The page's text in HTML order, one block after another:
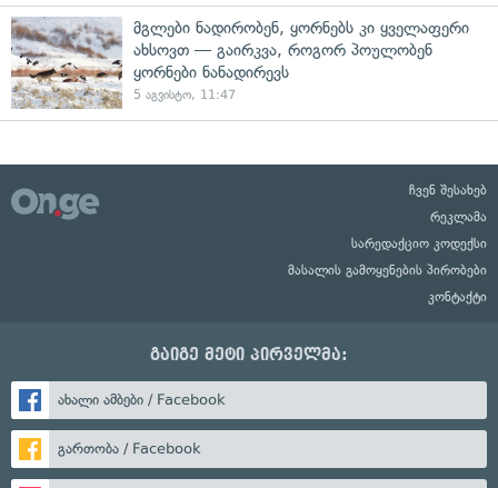
მგლები ნადირობენ, ყორნებს კი ყველაფერი
ახსოვთ — გაირკვა, როგორ პოულობენ
ყორნები ნანადირევს
5 აგვისტო, 11:47
ჩვენ შესახებ
რეკლამა
სარედაქციო კოდექსი
მასალის გამოყენების პირობები
კონტაქტი
გაიგე მეტი პირველმა:
ახალი ამბები / Facebook
გართობა / Facebook